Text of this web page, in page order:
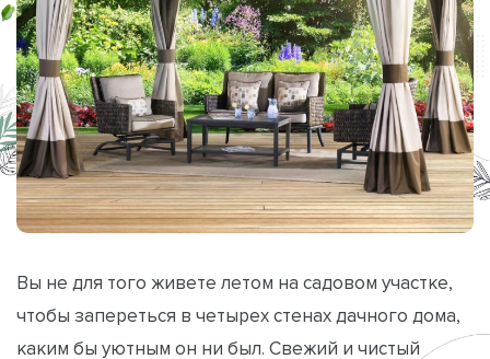
Вы не для того живете летом на садовом участке,
чтобы запереться в четырех стенах дачного дома,
каким бы уютным он ни был. Свежий и чистый